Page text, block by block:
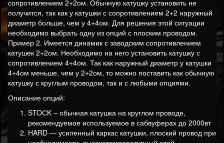
сопротивлением 2+2ом. Обычную катушку установить не
получится, так как у катушки с сопротивлением 2+2 наружный
диаметр больше, чем у 4+4ом. Для решения этой ситуации
необходимо выбрать одну из опций с плоским проводом.
Пример 2. Имеется динамик с заводским сопротивлением
катушек 2+2ом. Необходимо на него установить катушку с
сопротивлением 4+4ом. Так как наружный диаметр у катушки
4+4ом меньше, чем у 2+2ом, то можно поставить как обычную
катушку с круглым проводом, так и с любыми опциями.
Описание опций:
STOСK – обычная катушка на круглом проводе,
рекомендуемое используемое в сабвуферах до 2000вт
HARD — усиленный каркас катушки, плоский провод при